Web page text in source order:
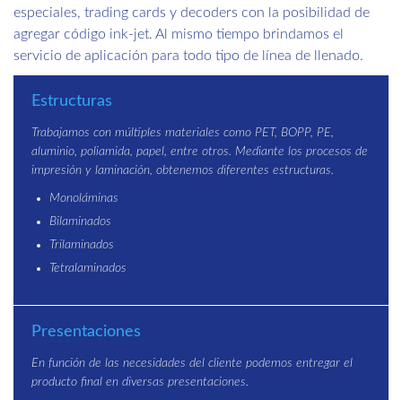
especiales, trading cards y decoders con la posibilidad de
agregar código ink-jet. Al mismo tiempo brindamos el
servicio de aplicación para todo tipo de línea de llenado.
Estructuras
Trabajamos con múltiples materiales como PET, BOPP, PE,
aluminio, poliamida, papel, entre otros. Mediante los procesos de
impresión y laminación, obtenemos diferentes estructuras.
Monoláminas
Bilaminados
Trilaminados
Tetralaminados
Presentaciones
En función de las necesidades del cliente podemos entregar el
producto final en diversas presentaciones.